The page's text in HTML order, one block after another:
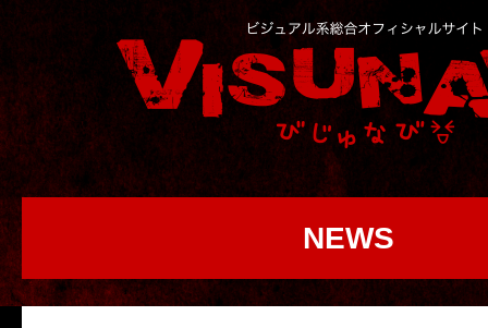
NEWS